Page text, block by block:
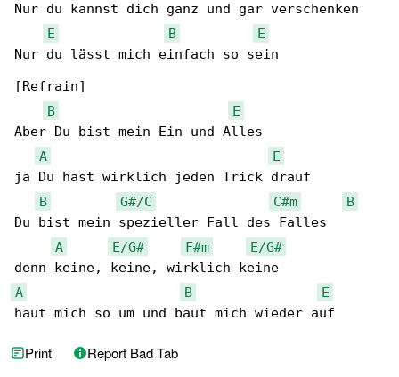
Nur du kannst dich ganz und gar verschenken
E
B
E
Nur du lässt mich einfach so sein
[Refrain]
B
E
Aber Du bist mein Ein und Alles
A
E
ja Du hast wirklich jeden Trick drauf
B
G#/C C#m
B
Du bist mein spezieller Fall des Falles
A
E/G# F#m
E/G#
A
B
E
haut mich so um und baut mich wieder auf
Print Report Bad Tab